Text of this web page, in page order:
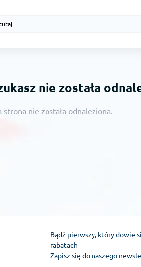
nie została
strona nie została odnaleziona.
Bądź pierwszy, który dowie
rabatach
Zapisz się do naszego
Regulamin